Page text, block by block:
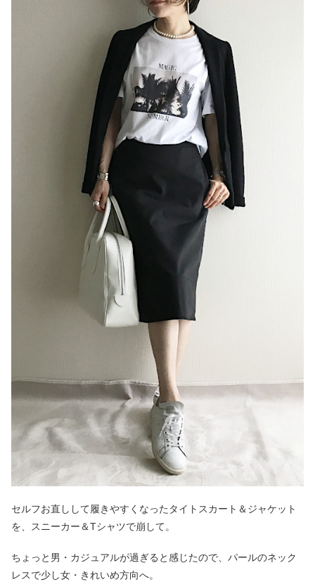
セルフお直しして履きやすくなったタイトスカート＆ジャケット
を、スニーカー＆Tシャツで崩して。
ちょっと男・カジュアルが過ぎると感じたので、パールのネック
レスで少し女・きれいめ方向へ。